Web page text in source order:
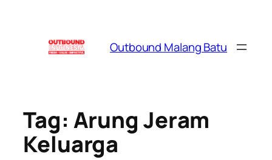
Outbound Malang Batu
Tag: Arung Jeram
Keluarga